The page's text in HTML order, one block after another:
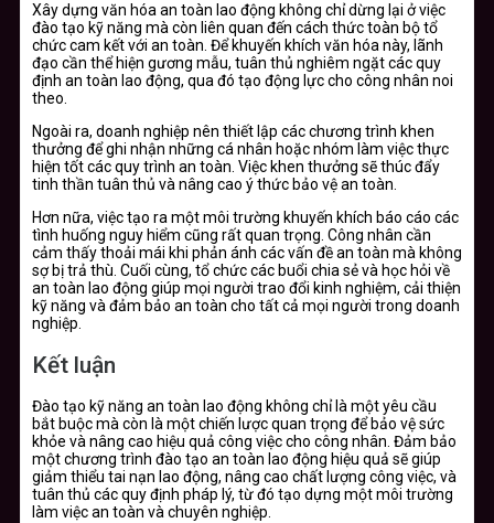
Xây dựng văn hóa an toàn lao động không chỉ dừng lại ở việc
đào tạo kỹ năng mà còn liên quan đến cách thức toàn bộ tổ
chức cam kết với an toàn. Để khuyến khích văn hóa này, lãnh
đạo cần thể hiện gương mẫu, tuân thủ nghiêm ngặt các quy
định an toàn lao động, qua đó tạo động lực cho công nhân noi
theo.
Ngoài ra, doanh nghiệp nên thiết lập các chương trình khen
thưởng để ghi nhận những cá nhân hoặc nhóm làm việc thực
hiện tốt các quy trình an toàn. Việc khen thưởng sẽ thúc đẩy
tinh thần tuân thủ và nâng cao ý thức bảo vệ an toàn.
Hơn nữa, việc tạo ra một môi trường khuyến khích báo cáo các
tình huống nguy hiểm cũng rất quan trọng. Công nhân cần
cảm thấy thoải mái khi phản ánh các vấn đề an toàn mà không
sợ bị trả thù. Cuối cùng, tổ chức các buổi chia sẻ và học hỏi về
an toàn lao động giúp mọi người trao đổi kinh nghiệm, cải thiện
kỹ năng và đảm bảo an toàn cho tất cả mọi người trong doanh
nghiệp.
Kết luận
Đào tạo kỹ năng an toàn lao động không chỉ là một yêu cầu
bắt buộc mà còn là một chiến lược quan trọng để bảo vệ sức
khỏe và nâng cao hiệu quả công việc cho công nhân. Đảm bảo
một chương trình đào tạo an toàn lao động hiệu quả sẽ giúp
giảm thiểu tai nạn lao động, nâng cao chất lượng công việc, và
tuân thủ các quy định pháp lý, từ đó tạo dựng một môi trường
làm việc an toàn và chuyên nghiệp.